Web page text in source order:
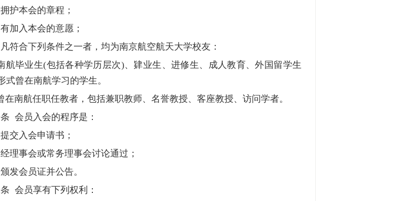
拥护本会的章程；
有加入本会的意愿；
凡符合下列条件之一者，均为南京航空航天大学校友：
航毕业生(包括各种学历层次)、肄业生、进修生、成人教育、外国留学生
式曾在南航学习的学生。
在南航任职任教者，包括兼职教师、名誉教授、客座教授、访问学者。
会员入会的程序是：
提交入会申请书；
经理事会或常务理事会讨论通过；
颁发会员证并公告。
会员享有下列权利：